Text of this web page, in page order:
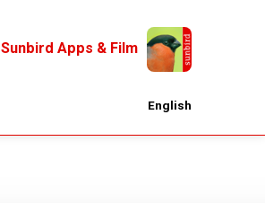
Sunbird Apps & Film
English